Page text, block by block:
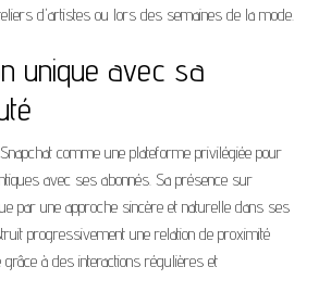
d'artistes ou lors des semaines de la mode.
unique avec sa
comme une plateforme privilégiée pour
avec ses abonnés. Sa présence sur
par une approche sincère et naturelle dans ses
progressivement une relation de proximité
à des interactions régulières et